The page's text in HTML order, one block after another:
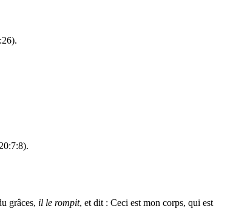
grâces, il le rompit, et dit : Ceci est mon corps, qui est